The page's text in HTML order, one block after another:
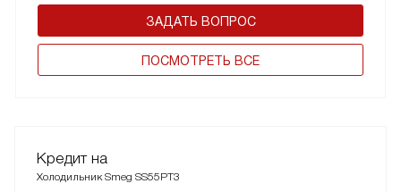
ЗАДАТЬ ВОПРОС
ПОCМОТРЕТЬ ВСЕ
Кредит на
Холодильник Smeg SS55PT3